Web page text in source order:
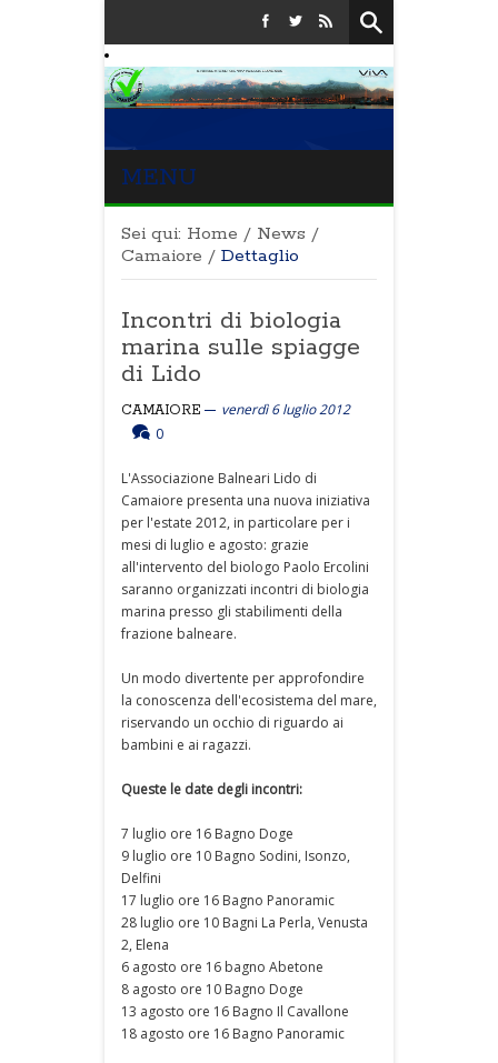
MENU
Sei qui: Home / News /
Camaiore / Dettaglio
Incontri di biologia
marina sulle spiagge
di Lido
CAMAIORE
venerdì 6 luglio 2012
0
L'Associazione Balneari Lido di
Camaiore presenta una nuova iniziativa
per l'estate 2012, in particolare per i
mesi di luglio e agosto: grazie
all'intervento del biologo Paolo Ercolini
saranno organizzati incontri di biologia
marina presso gli stabilimenti della
frazione balneare.
Un modo divertente per approfondire
la conoscenza dell'ecosistema del mare,
riservando un occhio di riguardo ai
bambini e ai ragazzi.
Queste le date degli incontri:
7 luglio ore 16 Bagno Doge
9 luglio ore 10 Bagno Sodini, Isonzo,
Delfini
17 luglio ore 16 Bagno Panoramic
28 luglio ore 10 Bagni La Perla, Venusta
2, Elena
6 agosto ore 16 bagno Abetone
8 agosto ore 10 Bagno Doge
13 agosto ore 16 Bagno Il Cavallone
18 agosto ore 16 Bagno Panoramic